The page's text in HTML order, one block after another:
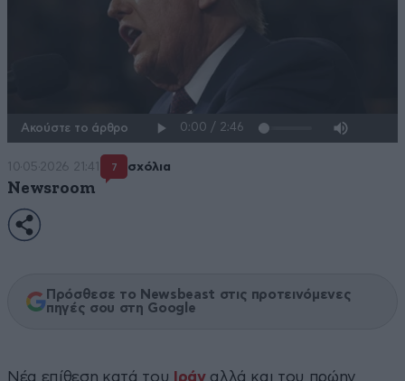
Ακούστε το άρθρο
10·05·2026 21:41 7 σχόλια
Newsroom
Πρόσθεσε το Newsbeast στις προτεινόμενες
πηγές σου στη Google
Νέα επίθεση κατά του Ιράν αλλά και του πρώην